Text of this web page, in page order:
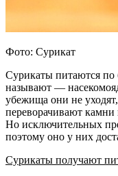
Фото: Сурикат
Сурикаты питаются по
называют —
убежища они не
переворачивают
Но исключительных
поэтому оно у них
Сурикаты получают